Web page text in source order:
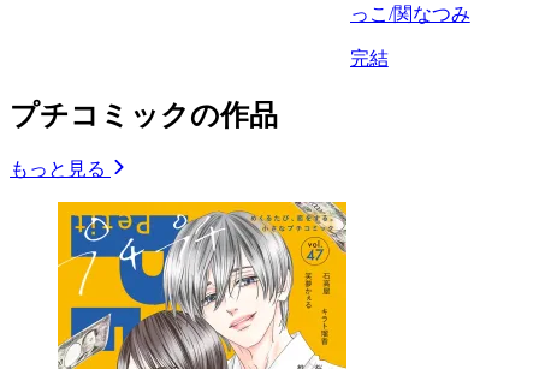
っこ/関なつみ
完結
プチコミックの作品
もっと見る